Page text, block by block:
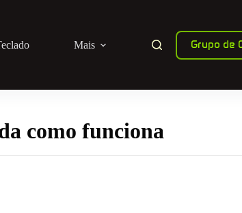
Mais Grupo de
como funciona